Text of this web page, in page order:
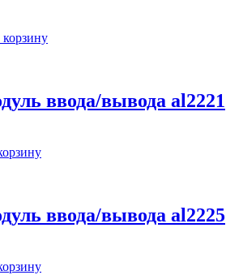
ввода/вывода al2221
ввода/вывода al2225